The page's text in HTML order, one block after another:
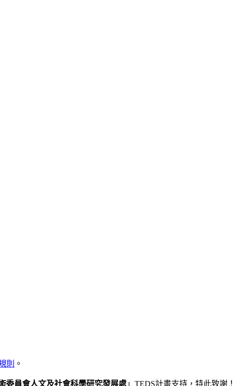
則 。
委員會人文及社會科學研究發展處 」 TEDS計畫支持，特此致謝！